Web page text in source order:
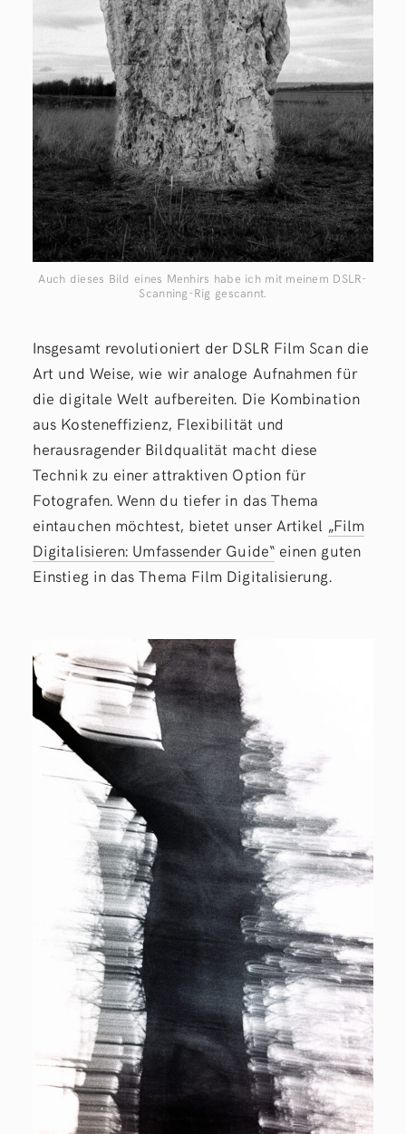
Auch dieses Bild eines Menhirs habe ich mit meinem DSLR-
Scanning-Rig gescannt.
Insgesamt revolutioniert der DSLR Film Scan die
Art und Weise, wie wir analoge Aufnahmen für
die digitale Welt aufbereiten. Die Kombination
aus Kosteneffizienz, Flexibilität und
herausragender Bildqualität macht diese
Technik zu einer attraktiven Option für
Fotografen. Wenn du tiefer in das Thema
eintauchen möchtest, bietet unser Artikel „Film
Digitalisieren: Umfassender Guide“einen guten
Einstieg in das Thema Film Digitalisierung.